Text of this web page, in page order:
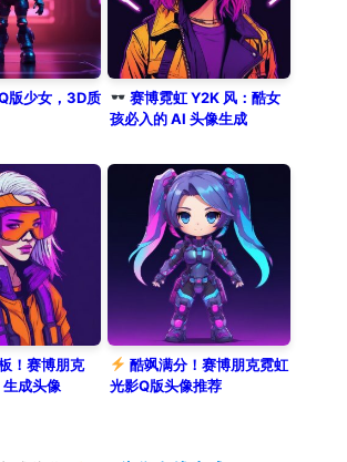
版少女，3D质
赛博霓虹 Y2K 风：酷女
孩必入的 AI 头像生成
！赛博朋克
成头像
酷飒满分！赛博朋克霓虹
光影Q版头像推荐